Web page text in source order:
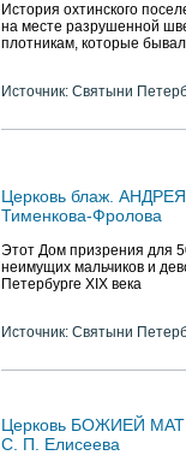
История охтинского
на месте разрушенной
плотникам, которые
Источник: Святыни
Церковь блаж.
Тименкова-Фролова
Этот Дом призрения для
неимущих мальчиков и
Петербурге XIX века
Источник: Святыни
Церковь БОЖИЕЙ
С. П. Елисеева